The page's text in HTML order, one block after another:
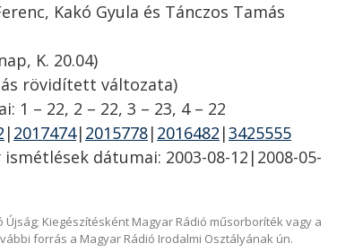
Kakó Gyula és Tánczos Tamás
K. 20.04)
rövidített változata)
1 – 22, 2 – 22, 3 – 23, 4 – 22
| 2017474| 2015778| 2016482 |3425555
ismétlések dátumai: 2003-08-12|2008-05-
Újság; Kiegészítésként Magyar Rádió műsorboríték vagy a
forrás a Magyar Rádió Irodalmi Osztályának ún.